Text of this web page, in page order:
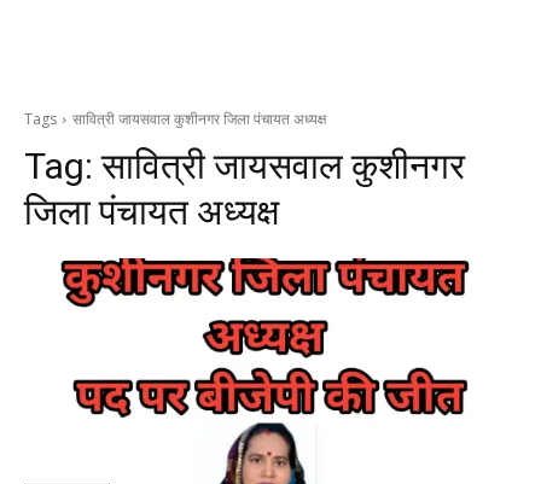
Tags सावित्री जायसवाल कुशीनगर जिला पंचायत अध्यक्ष
Tag:सावित्री जायसवाल कुशीनगर
जिला पंचायत अध्यक्ष